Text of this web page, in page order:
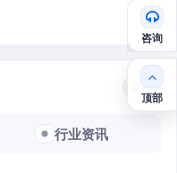
新闻
行业资讯
咨询
顶部